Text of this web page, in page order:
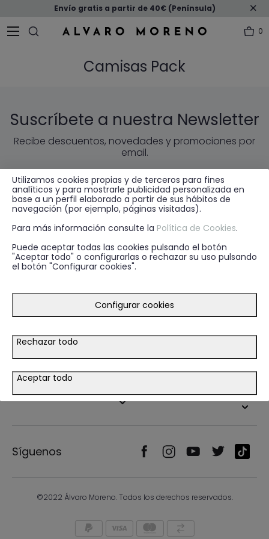
Envío gratis a partir de 40€ (Península)
0
Camisas Pack
Suscríbete a nuestra Newsletter
Recibe descuentos, novedades y promociones por
email.
EMAIL ENVIAR
* He leído y acepto lapolítica de privacidad
Guía de compra
Tiendas
Legal
País/Idioma
Síguenos
©2022 Álvaro Moreno. Todos los derechos reservados.
Utilizamos cookies propias y de terceros para fines
analíticos y para mostrarle publicidad personalizada en
base a un perfil elaborado a partir de sus hábitos de
navegación (por ejemplo, páginas visitadas).
Para más información consulte la Política de Cookies.
Puede aceptar todas las cookies pulsando el botón
"Aceptar todo" o configurarlas o rechazar su uso pulsando
el botón "Configurar cookies".
Configurar cookies
Rechazar todo
Aceptar todo